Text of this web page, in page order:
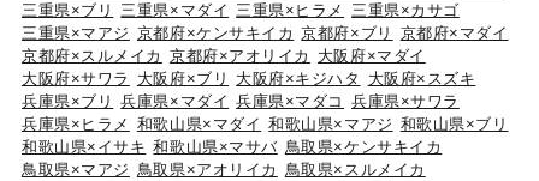
三重県×ブリ
三重県×マダイ 三重県×ヒラメ
三重県×カサゴ
三重県×マアジ 京都府×ケンサキイカ 京都府×ブリ
京都府×マダイ
京都府×スルメイカ 京都府×アオリイカ
大阪府×マダイ
大阪府×サワラ
大阪府×ブリ 大阪府×キジハタ
大阪府×スズキ
兵庫県×ブリ
兵庫県×マダイ 兵庫県×マダコ
兵庫県×サワラ
兵庫県×ヒラメ 和歌山県×マダイ 和歌山県×マアジ 和歌山県×ブリ
和歌山県×イサキ 和歌山県×マサバ 鳥取県×ケンサキイカ
鳥取県×マアジ 鳥取県×アオリイカ 鳥取県×スルメイカ